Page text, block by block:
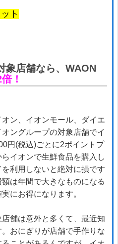
ト
象店舗なら、WAON
！
ン、イオンモール、ダイエ
ングループの対象店舗でイ
円(税込)ごとに2ポイントプ
イオンで生鮮食品を購入し
利用しないと絶対に損です
は年間で大きなものになる
にお得になります。
舗は意外と多くて、最近知
おにぎりが店舗で手作りな